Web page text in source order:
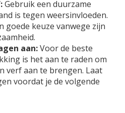
Gebruik een duurzame
is tegen weersinvloeden.
goede keuze vanwege zijn
aan:Voor de beste
is het aan te raden om
verf aan te brengen. Laat
voordat je de volgende